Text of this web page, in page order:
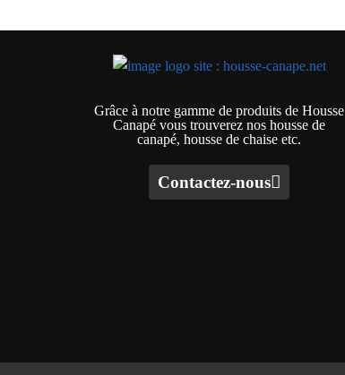
Grâce à notre gamme de produits de Housse
Canapé vous trouverez nos housse de
canapé, housse de chaise etc.
Contactez-nous